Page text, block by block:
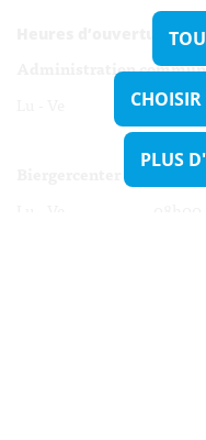
Heures d’ouverture:
Administration
Lu - Ve 08h00 -
13h30 -
PLUS